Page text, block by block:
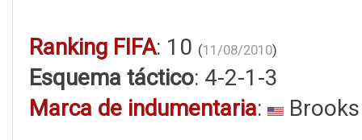
Ranking FIFA: 10 (11/08/2010)
Esquema táctico: 4-2-1-3
Marca de indumentaria: Brooks